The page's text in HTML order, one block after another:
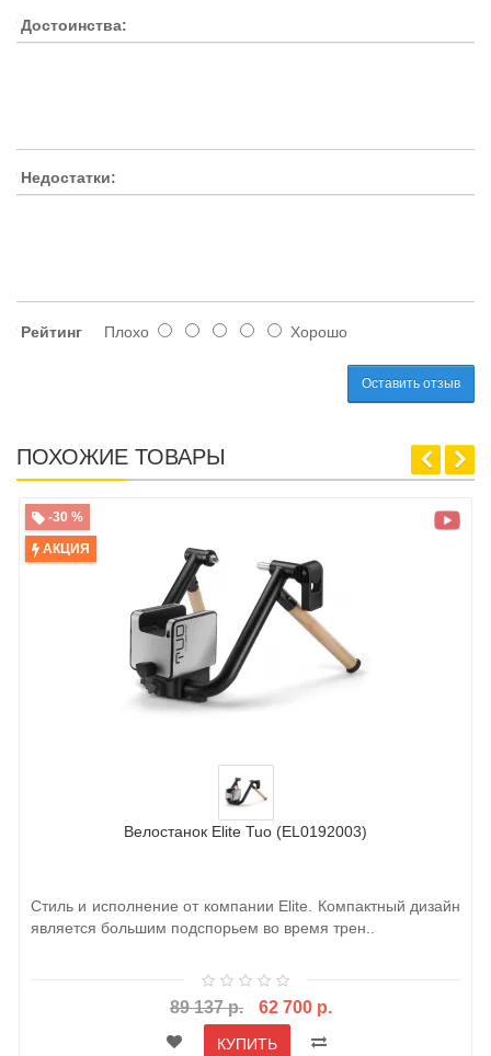
Достоинства:
Недостатки:
Рейтинг Плохо Хорошо
Оставить отзыв
ПОХОЖИЕ ТОВАРЫ
-30 %
АКЦИЯ
Велостанок Elite Tuo (EL0192003)
Стиль и исполнение от компании Elite. Компактный дизайн
является большим подспорьем во время трен..
89 137 р. 62 700 р.
КУПИТЬ